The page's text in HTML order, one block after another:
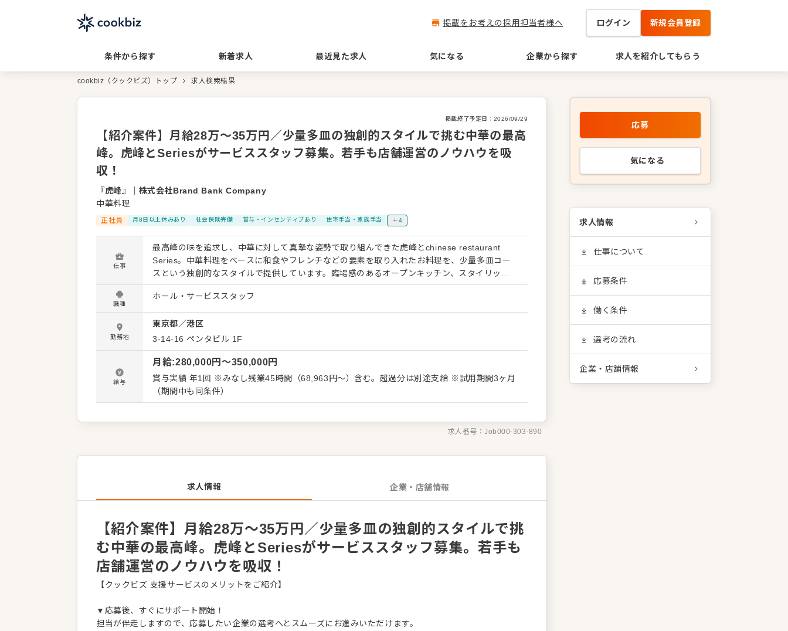
掲載をお考えの採用担当者様へ ログイン 新規会員登録
条件から探す 新着求人 最近見た求人 気になる 企業から探す 求人を紹介してもらう
cookbiz（クックビズ）トップ 求人検索結果
掲載終了予定日： 2026/09/29
【紹介案件】月給28万～35万円／少量多皿の独創的スタイルで挑む中華の最高
峰。虎峰とSeriesがサービススタッフ募集。若手も店舗運営のノウハウを吸
収！
『虎峰』
株式会社Brand Bank Company
中華料理
正社員 月8日以上休みあり 社会保険完備 賞与・インセンティブあり 住宅手当・家族手当 ＋4
仕事
最高峰の味を追求し、中華に対して真摯な姿勢で取り組んできた虎峰とchinese restaurant
Series。中華料理をベースに和食やフレンチなどの要素を取り入れたお料理を、少量多皿コー
スという独創的なスタイルで提供しています。臨場感のあるオープンキッチン、スタイリッシ
ュな内装、四季をイメージした盛付けなど、すべてにおいてこだわっているレストランです。
サービススタッフとして店舗の運営・管理業務全般をお任せします。 【業務内容】 ・接客、レ
ジ業務 ・発注、店舗数値管理 ・人材育成、商品開発、販促 ・調理、仕込み これらの業務全般
に携わっていただきます。 運営会社の株式会社Brand Bank Companyは、実力や意欲を重視す
る企業です。そのため、若手からでも積極的に新しいことへ挑戦できる環境がしっかりと用意
されています。 新しいブランドを創り出すことに情熱を注ぎたい方にとって、非常に大きなや
りがいを感じられる職場です。 将来的には店長や商品開発、本部職へのチャレンジなど、多岐
にわたるキャリアプランを描けます。 独立をめざす方には、実際の店舗運営のノウハウを学ん
でいただけます。 向上心を持って挑戦したい方をお待ちしています。
職種
ホール・サービススタッフ
勤務地
東京都／港区
3-14-16 ペンタビル 1F
給与
月給:280,000円〜350,000円
賞与実績 年1回 ※みなし残業45時間（68,963円～）含む。超過分は別途支給 ※試用期間3ヶ月
（期間中も同条件）
求人番号：Job000-303-890
求人情報 企業・店舗情報
【紹介案件】月給28万～35万円／少量多皿の独創的スタイルで挑
む中華の最高峰。虎峰とSeriesがサービススタッフ募集。若手も
店舗運営のノウハウを吸収！
【クックビズ 支援サービスのメリットをご紹介】
▼応募後、すぐにサポート開始！
担当が伴走しますので、応募したい企業の選考へとスムーズにお進みいただけます。
応募
気になる
求人情報
仕事について
応募条件
働く条件
選考の流れ
企業・店舗情報